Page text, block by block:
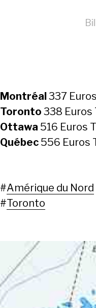
Montréal337
Toronto 338 Euros
Ottawa 516 Euros
Québec 556 Euros
#Amérique du Nord
#Toronto